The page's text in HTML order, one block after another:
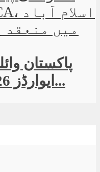
پاکستان
ایوارڈز 2026: جنگلی حیات...